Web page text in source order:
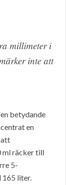
millimeter i
inte att
betydande
en
ml räcker till
5-
165 liter.